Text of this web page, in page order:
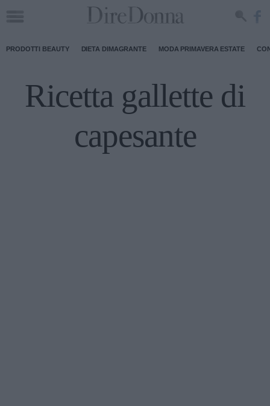
PRODOTTI BEAUTY DIETA DIMAGRANTE MODA PRIMAVERA ESTATE
Ricetta gallette di
capesante